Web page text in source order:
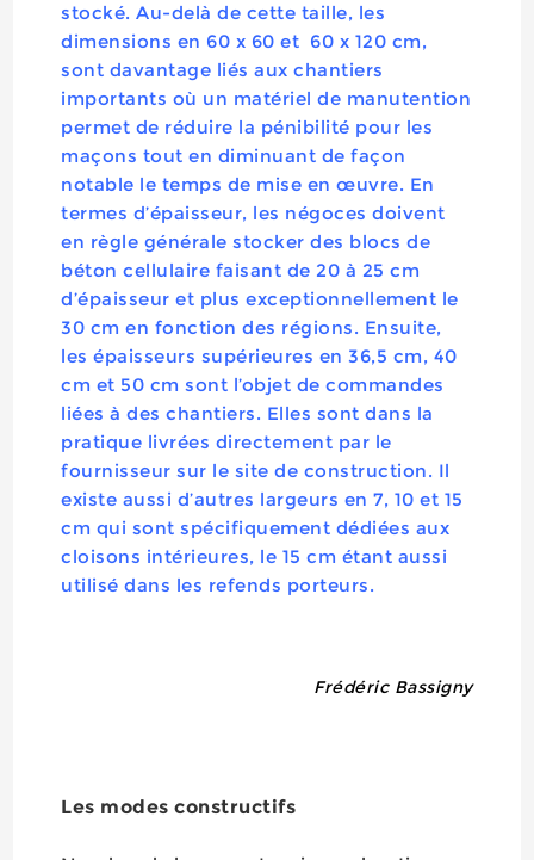
stocké. Au-delà de cette taille, les
dimensions en 60 x 60 et 60 x 120 cm,
sont davantage liés aux chantiers
importants où un matériel de manutention
permet de réduire la pénibilité pour les
maçons tout en diminuant de façon
notable le temps de mise en œuvre. En
termes d’épaisseur, les négoces doivent
en règle générale stocker des blocs de
béton cellulaire faisant de 20 à 25 cm
d’épaisseur et plus exceptionnellement le
30 cm en fonction des régions. Ensuite,
les épaisseurs supérieures en 36,5 cm, 40
cm et 50 cm sont l’objet de commandes
liées à des chantiers. Elles sont dans la
pratique livrées directement par le
fournisseur sur le site de construction. Il
existe aussi d’autres largeurs en 7, 10 et 15
cm qui sont spécifiquement dédiées aux
cloisons intérieures, le 15 cm étant aussi
utilisé dans les refends porteurs.
Frédéric Bassigny
Les modes constructifs